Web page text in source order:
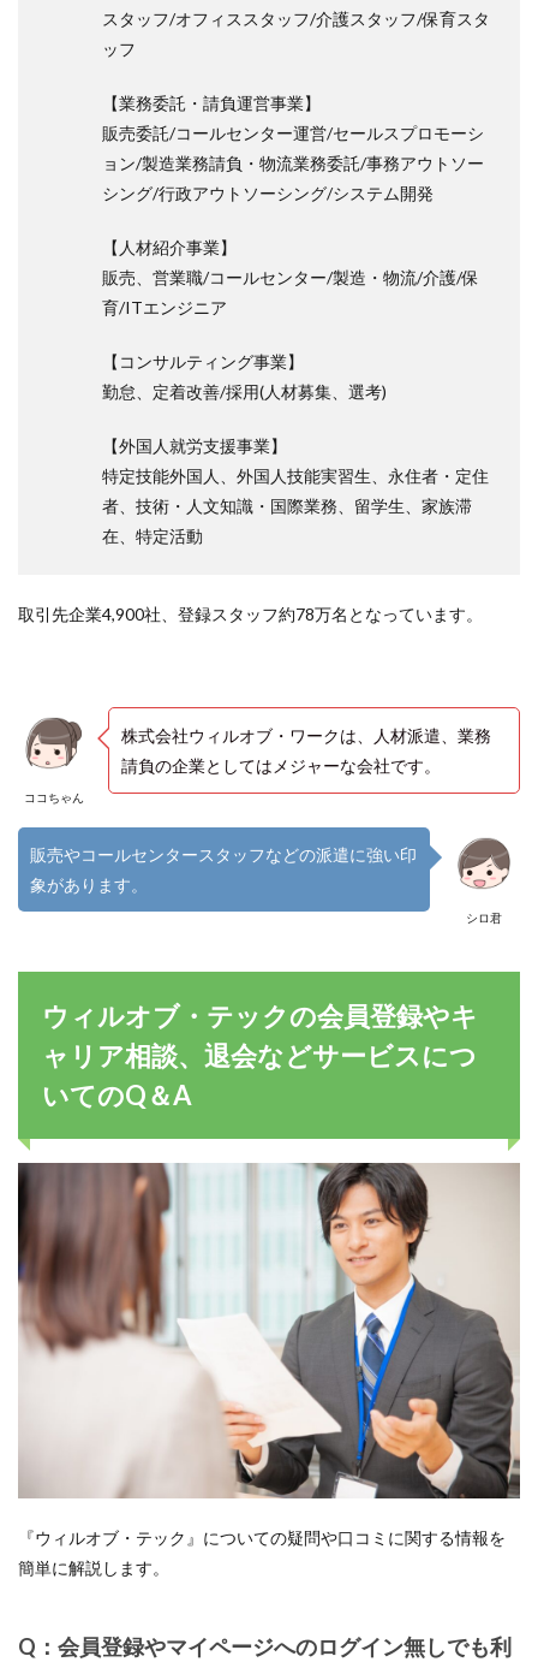
スタッフ/オフィススタッフ/介護スタッフ/保育スタ
ッフ
【業務委託・請負運営事業】
販売委託/コールセンター運営/セールスプロモーシ
ョン/製造業務請負・物流業務委託/事務アウトソー
シング/行政アウトソーシング/システム開発
【人材紹介事業】
販売、営業職/コールセンター/製造・物流/介護/保
育/ITエンジニア
【コンサルティング事業】
勤怠、定着改善/採用(人材募集、選考)
【外国人就労支援事業】
特定技能外国人、外国人技能実習生、永住者・定住
者、技術・人文知識・国際業務、留学生、家族滞
在、特定活動
取引先企業4,900社、登録スタッフ約78万名となっています。
ココちゃん
株式会社ウィルオブ・ワークは、人材派遣、業務
請負の企業としてはメジャーな会社です。
シロ君
販売やコールセンタースタッフなどの派遣に強い印
象があります。
ウィルオブ・テックの会員登録やキ
ャリア相談、退会などサービスにつ
いてのQ＆A
『ウィルオブ・テック』についての疑問や口コミに関する情報を
簡単に解説します。
Q：会員登録やマイページへのログイン無しでも利